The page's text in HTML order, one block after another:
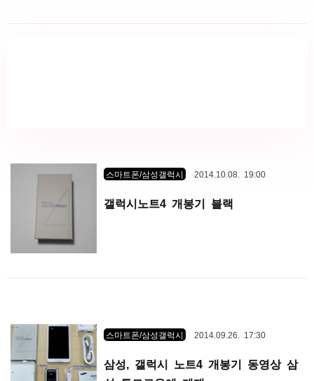
스마트폰/삼성갤럭시 2014.10.08. 19:00
갤럭시노트4 개봉기 블랙
스마트폰/삼성갤럭시 2014.09.26. 17:30
삼성, 갤럭시 노트4 개봉기 동영상 삼